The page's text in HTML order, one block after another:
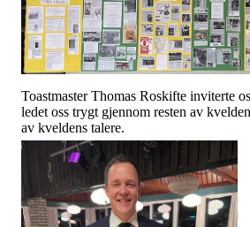
Toastmaster Thomas Roskifte inviterte
ledet oss trygt gjennom resten av
av kveldens talere.